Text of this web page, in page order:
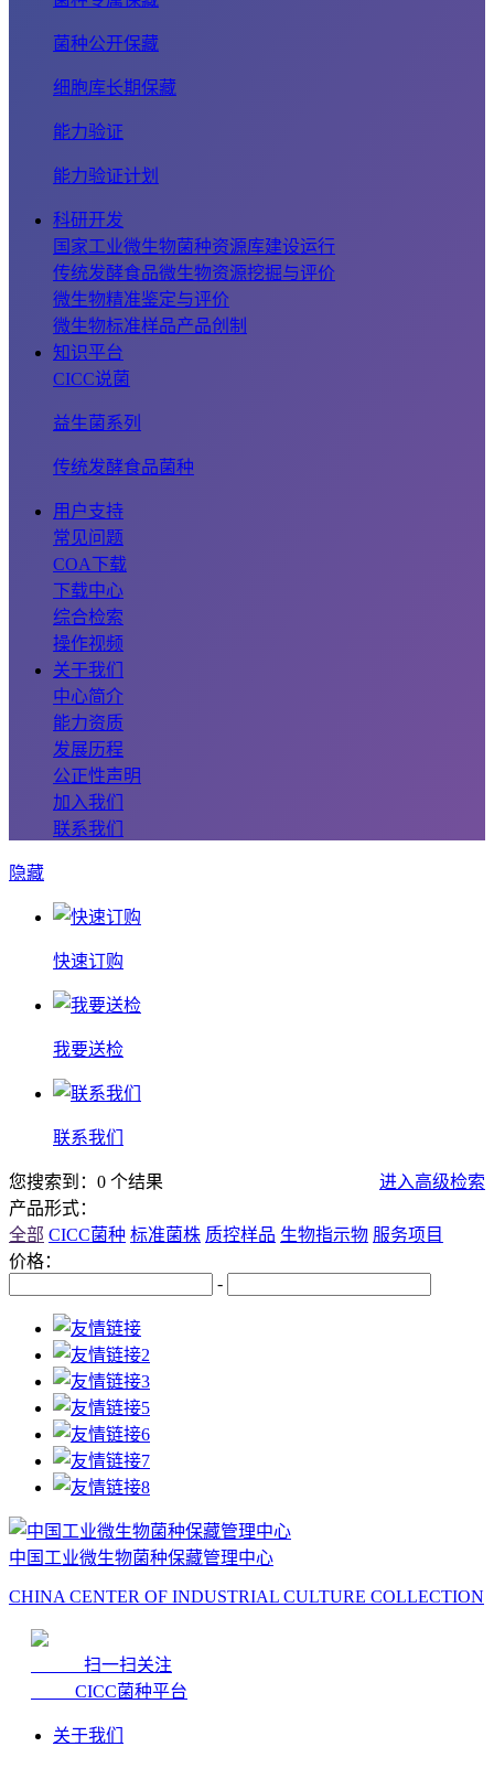
菌种公开保藏
细胞库长期保藏
能力验证
能力验证计划
科研开发
国家工业微生物菌种资源库建设运行
传统发酵食品微生物资源挖掘与评价
微生物精准鉴定与评价
微生物标准样品产品创制
知识平台
CICC说菌
益生菌系列
传统发酵食品菌种
用户支持
常见问题
COA下载
下载中心
综合检索
操作视频
关于我们
中心简介
能力资质
发展历程
公正性声明
加入我们
联系我们
隐藏
快速订购
我要送检
联系我们
您搜索到：0 个结果
进入高级检索
产品形式：
全部 CICC菌种 标准菌株 质控样品 生物指示物 服务项目
价格：
-
中国工业微生物菌种保藏管理中心
CHINA CENTER OF INDUSTRIAL CULTURE COLLECTION
扫一扫关注
CICC菌种平台
关于我们